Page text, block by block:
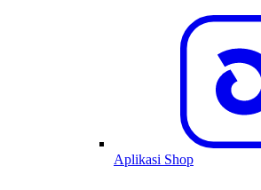
Aplikasi Shop